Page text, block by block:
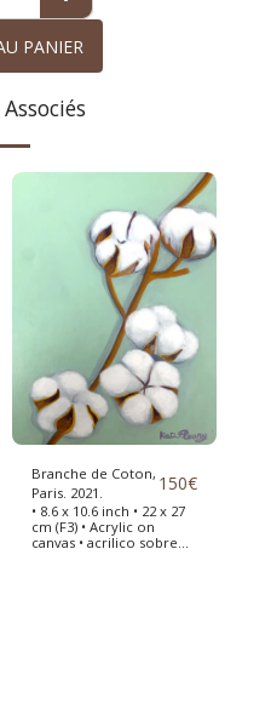
PANIER
Branche de Coton,
Paris. 2021.
150€
• 8.6 x 10.6 inch • 22 x 27
cm (F3) • Acrylic on
canvas • acrilico sobre